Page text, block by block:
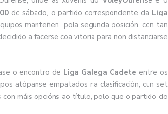
do sábado, o partido correspondente da Liga
manteñen pola segunda posición, con tan
a facerse coa vitoria para non distanciarse
o encontro de Liga Galega Cadete entre os
atópanse empatados na clasificación, cun set
con máis opcións ao título, polo que o partido do